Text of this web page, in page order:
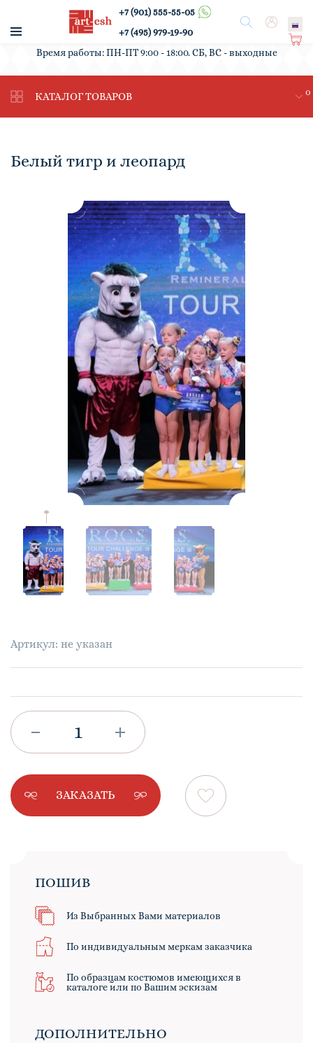
Поиск
+7 (901) 555-55-05
+7 (495) 979-19-90
Ко
ин
а
0
Вход
/
Время работы: ПН-ПТ 9:00 - 18:00. СБ, ВС - выходные
КАТАЛОГ ТОВАРОВ
Белый тигр и леопард
Артикул: не указан
ЗАКАЗАТЬ
ПОШИВ
Из Выбранных Вами материалов
По индивидуальным меркам заказчика
По образцам костюмов имеющихся в
каталоге или по Вашим эскизам
ДОПОЛНИТЕЛЬНО